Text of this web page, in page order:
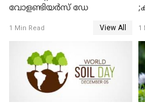
വോളണ്ടിയര്‍സ് ഡേ
1 Min Read View All 1